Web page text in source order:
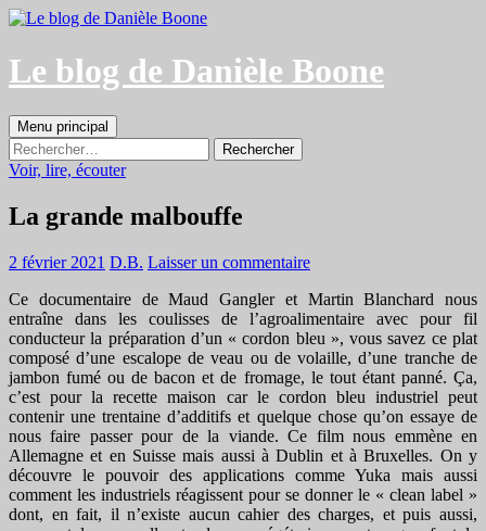
Aller
contenu
Le blog de Danièle Boone
Recherche
Menu principal
Rechercher :
Voir, lire, écouter
La grande malbouffe
2 février 2021 D.B. Laisser un commentaire
Ce documentaire de Maud Gangler et Martin Blanchard nous
entraîne dans les coulisses de l’agroalimentaire avec pour fil
conducteur la préparation d’un « cordon bleu », vous savez ce plat
composé d’une escalope de veau ou de volaille, d’une tranche de
jambon fumé ou de bacon et de fromage, le tout étant panné. Ça,
c’est pour la recette maison car le cordon bleu industriel peut
contenir une trentaine d’additifs et quelque chose qu’on essaye de
nous faire passer pour de la viande. Ce film nous emmène en
Allemagne et en Suisse mais aussi à Dublin et à Bruxelles. On y
découvre le pouvoir des applications comme Yuka mais aussi
comment les industriels réagissent pour se donner le « clean label »
dont, en fait, il n’existe aucun cahier des charges, et puis aussi,